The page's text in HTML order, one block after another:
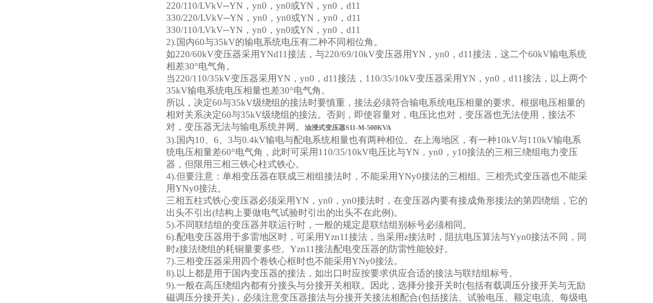
220/110/LVkV─YN，yn0，yn0或YN，yn0，d11
330/220/LVkV─YN，yn0，yn0或YN，yn0，d11
330/110/LVkV─YN，yn0，yn0或YN，yn0，d11
2).国内60与35kV的输电系统电压有二种不同相位角。
如220/60kV变压器采用YNd11接法，与220/69/10kV变压器用YN，yn0，d11接法，这二个60kV输电系统
相差30°电气角。
当220/110/35kV变压器采用YN，yn0，d11接法，110/35/10kV变压器采用YN，yn0，d11接法，以上两个
35kV输电系统电压相量也差30°电气角。
所以，决定60与35kV级绕组的接法时要慎重，接法必须符合输电系统电压相量的要求。根据电压相量的
相对关系决定60与35kV级绕组的接法。否则，即使容量对，电压比也对，变压器也无法使用，接法不
对，变压器无法与输电系统并网。
油浸式变压器S11-M-500KVA
3).国内10、6、3与0.4kV输电与配电系统相量也有两种相位。在上海地区，有一种10kV与110kV输电系
统电压相量差60°电气角，此时可采用110/35/10kV电压比与YN，yn0，y10接法的三相三绕组电力变压
器，但限用三相三铁心柱式铁心。
4).但要注意：单相变压器在联成三相组接法时，不能采用YNy0接法的三相组。三相壳式变压器也不能采
用YNy0接法。
三相五柱式铁心变压器必须采用YN，yn0，yn0接法时，在变压器内要有接成角形接法的第四绕组，它的
出头不引出(结构上要做电气试验时引出的出头不在此例)。
5).不同联结组的变压器并联运行时，一般的规定是联结组别标号必须相同。
6).配电变压器用于多雷地区时，可采用Yzn11接法，当采用z接法时，阻抗电压算法与Yyn0接法不同，同
时z接法绕组的耗铜量要多些。Yzn11接法配电变压器的防雷性能较好。
7).三相变压器采用四个卷铁心框时也不能采用YNy0接法。
8).以上都是用于国内变压器的接法，如出口时应按要求供应合适的接法与联结组标号。
9).一般在高压绕组内都有分接头与分接开关相联。因此，选择分接开关时(包括有载调压分接开关与无励
磁调压分接开关)，必须注意变压器接法与分接开关接法相配合(包括接法、试验电压、额定电流、每级电